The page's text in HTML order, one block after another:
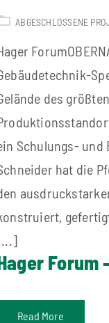
ABGESCHLOSSENE
des
Schulungs- und
hat die
Forum
Read More